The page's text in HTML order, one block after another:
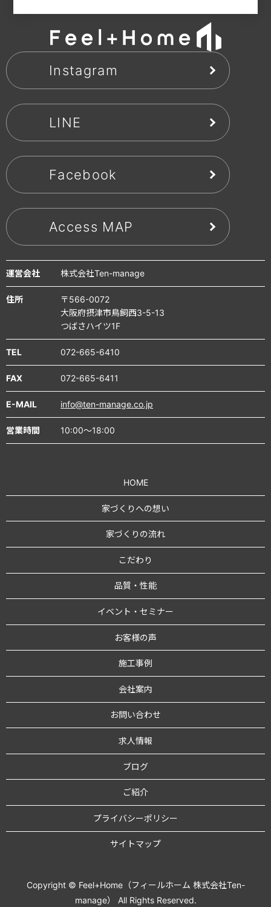
Instagram
LINE
Facebook
Access MAP
運営会社 株式会社Ten-manage
住所
〒566-0072
大阪府摂津市鳥飼西3-5-13
つばさハイツ1F
TEL 072-665-6410
FAX 072-665-6411
E-MAIL info@ten-manage.co.jp
営業時間 10:00～18:00
HOME
家づくりへの想い
家づくりの流れ
こだわり
品質・性能
イベント・セミナー
お客様の声
施工事例
会社案内
お問い合わせ
求人情報
ブログ
ご紹介
プライバシーポリシー
サイトマップ
Copyright © Feel+Home（フィールホーム 株式会社Ten-
manage） All Rights Reserved.